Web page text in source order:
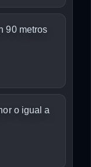
90 metros
o igual a